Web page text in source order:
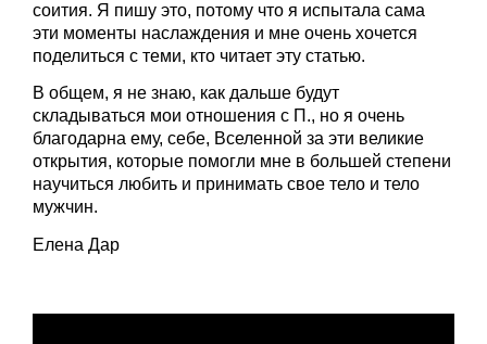
соития. Я пишу это, потому что я испытала сама
эти моменты наслаждения и мне очень хочется
поделиться с теми, кто читает эту статью.
В общем, я не знаю, как дальше будут
складываться мои отношения с П., но я очень
благодарна ему, себе, Вселенной за эти великие
открытия, которые помогли мне в большей степени
научиться любить и принимать свое тело и тело
мужчин.
​Елена Дар